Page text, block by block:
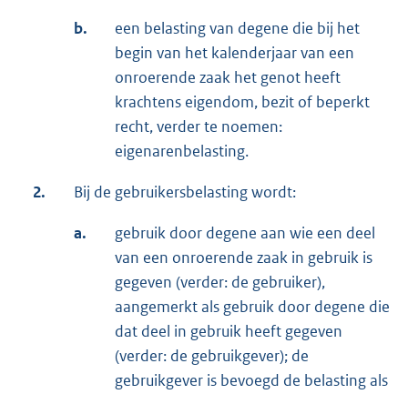
b.
een belasting van degene die bij het
begin van het kalenderjaar van een
onroerende zaak het genot heeft
krachtens eigendom, bezit of beperkt
recht, verder te noemen:
eigenarenbelasting.
2. Bij de gebruikersbelasting wordt:
a.
gebruik door degene aan wie een deel
van een onroerende zaak in gebruik is
gegeven (verder: de gebruiker),
aangemerkt als gebruik door degene die
dat deel in gebruik heeft gegeven
(verder: de gebruikgever); de
gebruikgever is bevoegd de belasting als